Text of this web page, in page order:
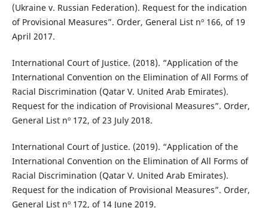
(Ukraine v. Russian Federation). Request for the indication
of Provisional Measures”. Order, General List nº 166, of 19
April 2017.
International Court of Justice. (2018). “Application of the
International Convention on the Elimination of All Forms of
Racial Discrimination (Qatar V. United Arab Emirates).
Request for the indication of Provisional Measures”. Order,
General List nº 172, of 23 July 2018.
International Court of Justice. (2019). “Application of the
International Convention on the Elimination of All Forms of
Racial Discrimination (Qatar V. United Arab Emirates).
Request for the indication of Provisional Measures”. Order,
General List nº 172, of 14 June 2019.